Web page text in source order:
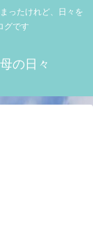
ったけれど、日々を
グです
の日々